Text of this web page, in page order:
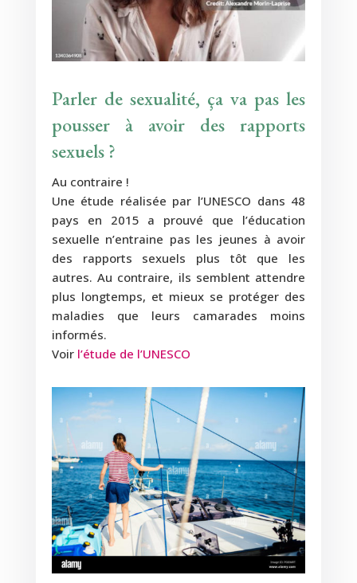
Parler de sexualité, ça va pas les
pousser à avoir des rapports
sexuels ?
Au contraire !
Une étude réalisée par l’UNESCO dans 48
pays en 2015 a prouvé que l’éducation
sexuelle n’entraine pas les jeunes à avoir
des rapports sexuels plus tôt que les
autres. Au contraire, ils semblent attendre
plus longtemps, et mieux se protéger des
maladies que leurs camarades moins
informés.
Voir l’étude de l’UNESCO